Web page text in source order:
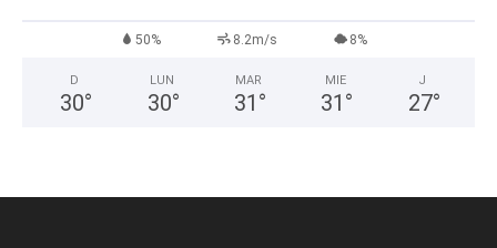
50% 8.2m/s 8%
D
30°
LUN
30°
MAR
31 °
MIE
31 °
J
27°